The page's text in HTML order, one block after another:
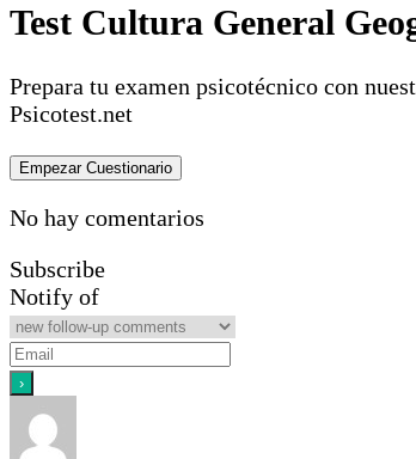
Test Cultura General
Prepara tu examen psicotécnico con
Psicotest.net
No hay comentarios
Subscribe
Notify of